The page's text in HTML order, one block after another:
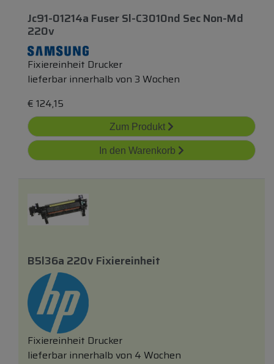
Jc91-01214a Fuser Sl-C3010nd Sec Non-Md
220v
Fixiereinheit Drucker
lieferbar innerhalb von 3 Wochen
€ 124,15
Zum Produkt
In den Warenkorb
B5l36a 220v Fixiereinheit
Fixiereinheit Drucker
lieferbar innerhalb von 4 Wochen